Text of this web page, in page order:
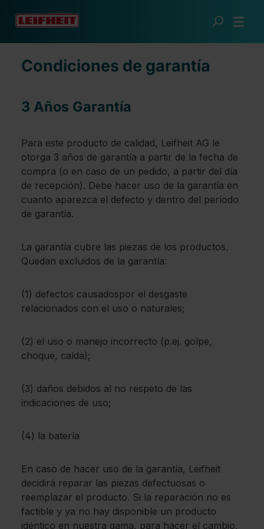
Saltar al contenido principal
Condiciones de garantía
3 Años Garantía
Para este producto de calidad, Leifheit AG le
otorga 3 años de garantía a partir de la fecha de
compra (o en caso de un pedido, a partir del día
de recepción). Debe hacer uso de la garantía en
cuanto aparezca el defecto y dentro del período
de garantía.
La garantía cubre las piezas de los productos.
Quedan excluidos de la garantía:
(1) defectos causadospor el desgaste
relacionados con el uso o naturales;
(2) el uso o manejo incorrecto (p.ej. golpe,
choque, caída);
(3) daños debidos al no respeto de las
indicaciones de uso;
(4) la batería
En caso de hacer uso de la garantía, Leifheit
decidirá reparar las piezas defectuosas o
reemplazar el producto. Si la reparación no es
factible y ya no hay disponible un producto
idéntico en nuestra gama, para hacer el cambio,